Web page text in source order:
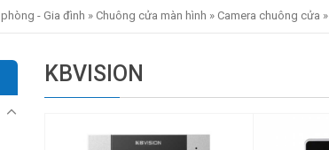
- Gia đình » Chuông cửa màn hình » Camera chuông cửa »
KBVISION